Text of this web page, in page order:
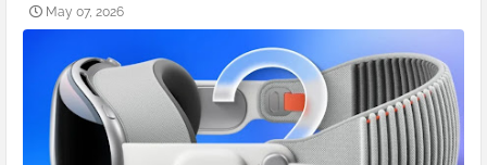
May 07, 2026